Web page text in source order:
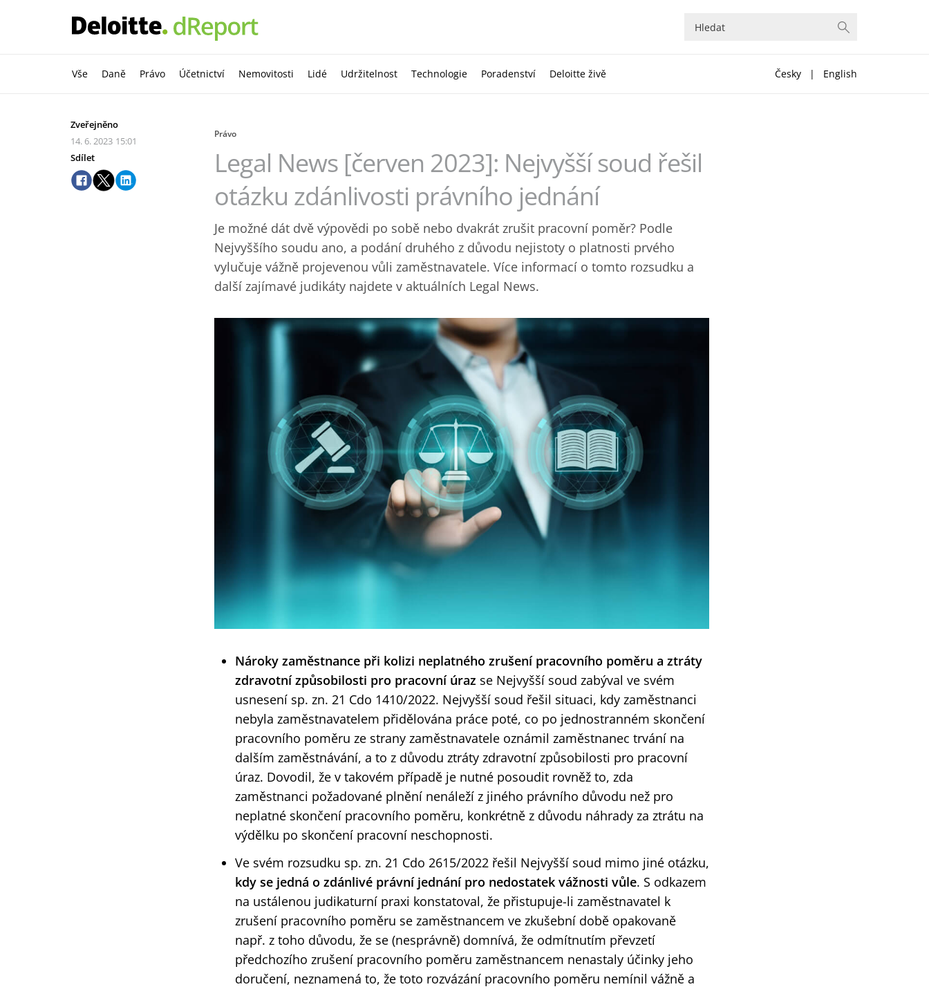
Vše Daně Právo Účetnictví Nemovitosti Lidé Udržitelnost Technologie Poradenství Deloitte živě Česky | English
Zveřejněno
14. 6. 2023 15:01
Sdílet
Právo
Legal News [červen 2023]: Nejvyšší soud řešil
otázku zdánlivosti právního jednání
Je možné dát dvě výpovědi po sobě nebo dvakrát zrušit pracovní poměr? Podle
Nejvyššího soudu ano, a podání druhého z důvodu nejistoty o platnosti prvého
vylučuje vážně projevenou vůli zaměstnavatele. Více informací o tomto rozsudku a
další zajímavé judikáty najdete v aktuálních Legal News.
Nároky zaměstnance při kolizi neplatného zrušení pracovního poměru a ztráty
zdravotní způsobilosti pro pracovní úraz se Nejvyšší soud zabýval ve svém
usnesení sp. zn. 21 Cdo 1410/2022. Nejvyšší soud řešil situaci, kdy zaměstnanci
nebyla zaměstnavatelem přidělována práce poté, co po jednostranném skončení
pracovního poměru ze strany zaměstnavatele oznámil zaměstnanec trvání na
dalším zaměstnávání, a to z důvodu ztráty zdravotní způsobilosti pro pracovní
úraz. Dovodil, že v takovém případě je nutné posoudit rovněž to, zda
zaměstnanci požadované plnění nenáleží z jiného právního důvodu než pro
neplatné skončení pracovního poměru, konkrétně z důvodu náhrady za ztrátu na
výdělku po skončení pracovní neschopnosti.
Ve svém rozsudku sp. zn. 21 Cdo 2615/2022 řešil Nejvyšší soud mimo jiné otázku,
kdy se jedná o zdánlivé právní jednání pro nedostatek vážnosti vůle. S odkazem
na ustálenou judikaturní praxi konstatoval, že přistupuje-li zaměstnavatel k
zrušení pracovního poměru se zaměstnancem ve zkušební době opakovaně
např. z toho důvodu, že se (nesprávně) domnívá, že odmítnutím převzetí
předchozího zrušení pracovního poměru zaměstnancem nenastaly účinky jeho
doručení, neznamená to, že toto rozvázání pracovního poměru nemínil vážně a